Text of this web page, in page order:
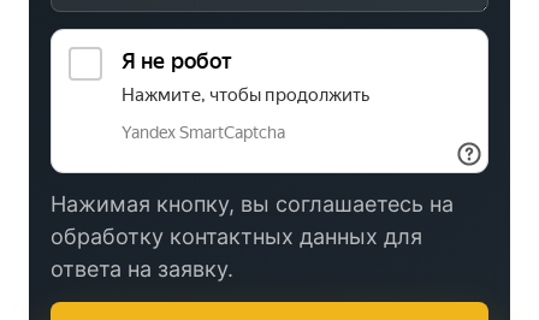
Нажимая кнопку, вы соглашаетесь на
обработку контактных данных для
ответа на заявку.